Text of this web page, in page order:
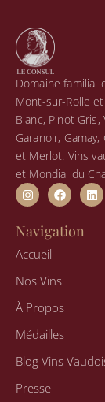
Domaine familial
Mont-sur-Rolle
Blanc, Pinot
Garanoir,
et Merlot. Vins
et Mondial du
I
n
s
a
r
m
F
a
c
e
b
L
i
n
Navigation
Accueil
Nos Vins
À Propos
Médailles
Blog Vins
Presse